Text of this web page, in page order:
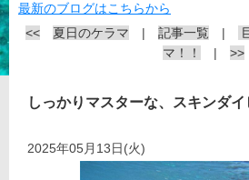
最新のブログはこちらから
<<
夏日のケラマ | 記事一覧 |
マ！！
| >>
しっかりマスターな、スキンダイ
2025年05月13日(火)